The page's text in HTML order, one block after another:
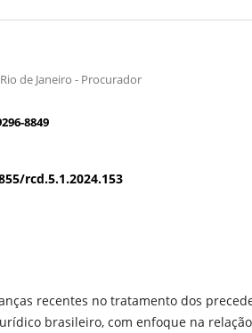
de Janeiro - Procurador
8849
rcd.5.1.2024.153
recentes no tratamento dos
brasileiro, com enfoque na relação